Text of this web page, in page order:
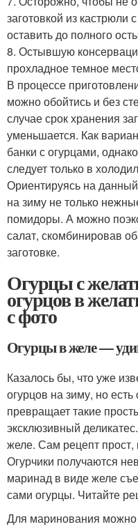
заготовкой из кастрюли
оставить до полного
8. Остывшую
прохладное темное
В процессе
можно обойтись и без
случае срок хранения
уменьшается. Как
банки с огурцами,
следует только в
Ориентируясь на
на зиму не только
помидоры. А можно
салат, скомбинировав
заготовке.
Огурцы с
огурцов в
с фото
Огурцы в желе —
Казалось бы, что уже
огурцов на зиму, но
превращает такие
эксклюзивный
желе. Сам рецепт прост,
Огурчики получаются
маринад в виде желе
сами огурцы. Читайте
Для маринования можно